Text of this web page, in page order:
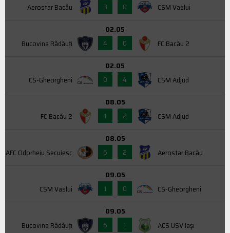
Aerostar Bacău
3
0 CSM Vaslui
Bucovina Rădăuți
02.05
4
0 FC Bacău 2
CS-Gheorgheni
02.05
0
4 CSM Adjud
FC Bacău 2
08.05
1
2 CSM Adjud
AFC Odorheiu Secuiesc
08.05
6
2 Aerostar Bacău
CSM Vaslui
09.05
1
0 CS-Gheorgheni
Bucovina Rădăuți
09.05
6
1 ACS USV Iaşi